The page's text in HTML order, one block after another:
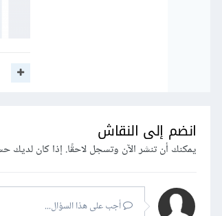
انضم إلى النقاش
يمكنك أن تنشر الآن وتسجل لاحقًا. إذا كان لديك
أجب على هذا السؤال...